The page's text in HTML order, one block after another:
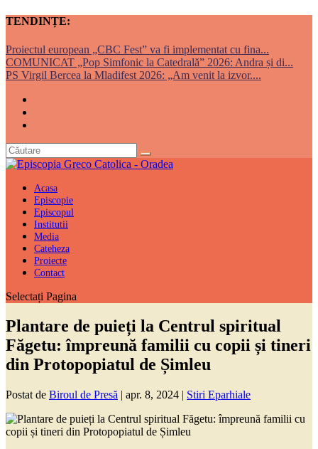
TENDINȚE:
Proiectul european „CBC Fest” va fi implementat cu fina...
COMUNICAT „Pop Simfonic la Catedrală” 2026: Andra și di...
PS Virgil Bercea la Mladifest 2026: „Am venit la izvor....
Acasa
Episcopie
Episcopul
Institutii
Media
Cateheza
Proiecte
Contact
Selectați Pagina
Plantare de puieți la Centrul spiritual
Făgetu: împreună familii cu copii și tineri
din Protopopiatul de Șimleu
Postat de Biroul de Presă | apr. 8, 2024 | Stiri Eparhiale